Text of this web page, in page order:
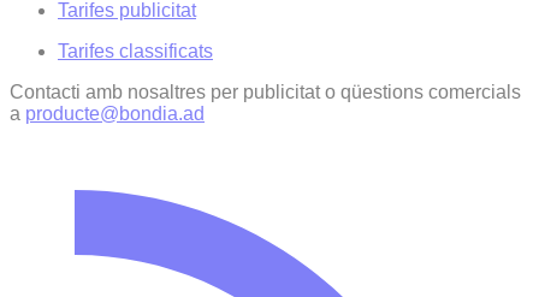
Tarifes publicitat
Tarifes classificats
Contacti amb nosaltres per publicitat o qüestions comercials
a producte@bondia.ad